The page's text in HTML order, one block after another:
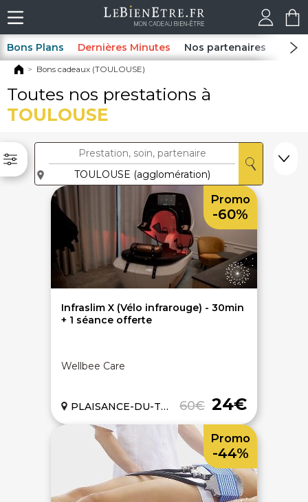
Bons Plans Dernières Minutes Nos partenaires Spas
Bons cadeaux (TOULOUSE)
Toutes nos prestations à
TOULOUSE
Infraslim X (Vélo infrarouge) - 30min
+ 1 séance offerte
Wellbee Care
60€ 24€
PLAISANCE-DU-TOUCH (31)
Promo
-60%
Promo
-44%